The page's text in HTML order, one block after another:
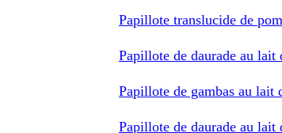
Papillote translucide de
Papillote de daurade au lait
Papillote de gambas au lait
Papillote de daurade au lait